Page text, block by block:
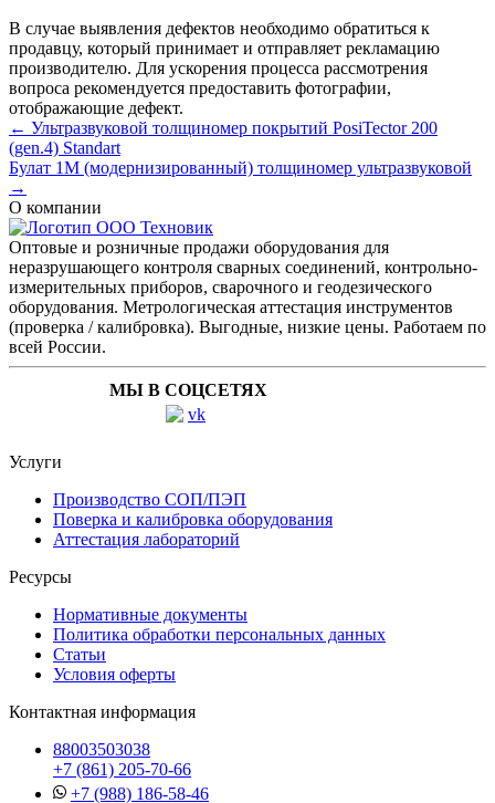
В случае выявления дефектов необходимо обратиться к
продавцу, который принимает и отправляет рекламацию
производителю. Для ускорения процесса рассмотрения
вопроса рекомендуется предоставить фотографии,
отображающие дефект.
← Ультразвуковой толщиномер покрытий PosiTector 200
(gen.4) Standart
Булат 1М (модернизированный) толщиномер ультразвуковой
→
О компании
Оптовые и розничные продажи оборудования для
неразрушающего контроля сварных соединений, контрольно-
измерительных приборов, сварочного и геодезического
оборудования. Метрологическая аттестация инструментов
(проверка / калибровка). Выгодные, низкие цены. Работаем по
всей России.
МЫ В СОЦСЕТЯХ
Услуги
Производство СОП/ПЭП
Поверка и калибровка оборудования
Аттестация лабораторий
Ресурсы
Нормативные документы
Политика обработки персональных данных
Статьи
Условия оферты
Контактная информация
88003503038
+7 (861) 205-70-66
+7 (988) 186-58-46